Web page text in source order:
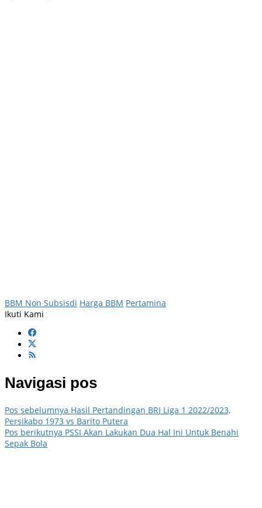
BBM Non Subsisdi Harga BBM Pertamina
Ikuti Kami
Navigasi pos
Pos sebelumnya Hasil Pertandingan BRI Liga 1 2022/2023,
Persikabo 1973 vs Barito Putera
Pos berikutnya PSSI Akan Lakukan Dua Hal Ini Untuk Benahi
Sepak Bola